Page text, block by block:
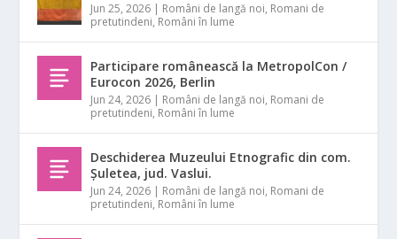
Jun 25, 2026 | Români de langă noi, Romani de
pretutindeni, Români în lume
Participare românească la MetropolCon /
Eurocon 2026, Berlin
Jun 24, 2026 | Români de langă noi, Romani de
pretutindeni, Români în lume
Deschiderea Muzeului Etnografic din com.
Șuletea, jud. Vaslui.
Jun 24, 2026 | Români de langă noi, Romani de
pretutindeni, Români în lume